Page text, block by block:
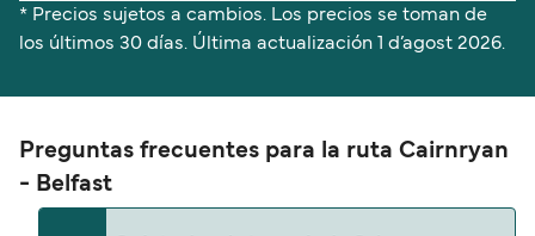
* Precios sujetos a cambios. Los precios se toman de
los últimos 30 días. Última actualización 1 d’agost 2026.
Preguntas frecuentes para la ruta Cairnryan
- Belfast